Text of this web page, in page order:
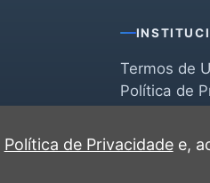
Termos de
Política de
Contato
Política de Privacidadee,